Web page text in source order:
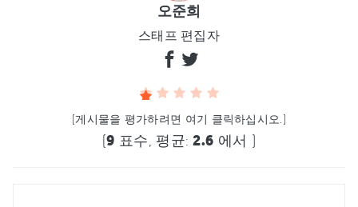
오준희
스태프 편집자
(게시물을 평가하려면 여기 클릭하십시오.)
(9 표수, 평균:2.6 에서 )